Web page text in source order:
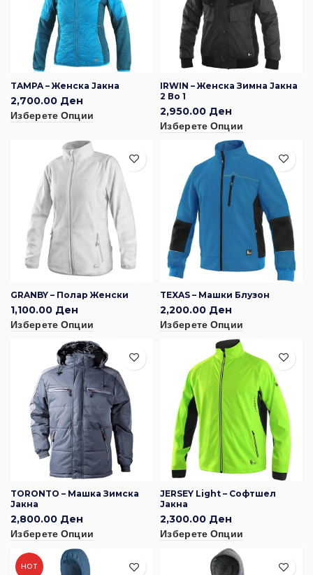
TAMPA – Женска Јакна
2,700.00 Ден
Изберете Опции
IRWIN – Женска Зимна Јакна
2 Во 1
2,950.00 Ден
Изберете Опции
GRANBY – Полар Женски
1,100.00 Ден
Изберете Опции
TEXAS – Машки Блузон
2,200.00 Ден
Изберете Опции
TORONTO – Машка Зимска
Јакна
2,800.00 Ден
Изберете Опции
JERSEY Light – Софтшел
Јакна
2,300.00 Ден
Изберете Опции
HOT